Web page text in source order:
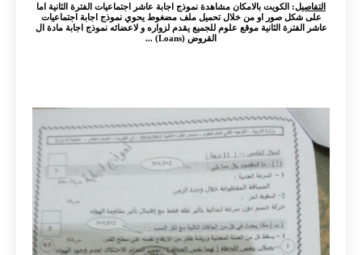
التفاصيل: الكويت بالامكان مشاهدة نموذج اجابة عاشر اجتماعيات الفترة الثانية اما
على شكل صور او من خلال تحميل ملف مضغوط يحوي نموذج اجابة اجتماعيات
عاشر الفترة الثانية موقع علوم للجميع يقدم لزواره و لاعضائه نموذج اجابة مادة ال
القروض (Loans) ...